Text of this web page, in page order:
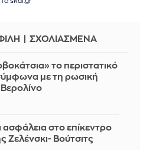
ΣΧΟΛΙΑΣΜΕΝΑ
το περιστατικό
με τη ρωσική
ασφάλεια στο επίκεντρο
Ζελένσκι- Βούτσιτς